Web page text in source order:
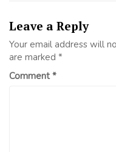
Leave a Reply
Your email address will
are marked *
Comment*